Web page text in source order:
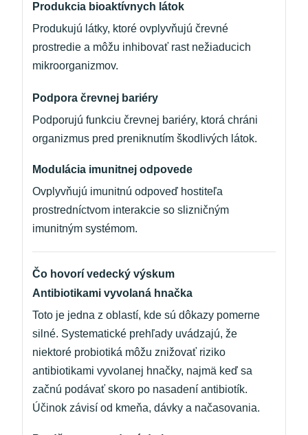
Produkcia bioaktívnych látok
Produkujú látky, ktoré ovplyvňujú črevné
prostredie a môžu inhibovať rast nežiaducich
mikroorganizmov.
Podpora črevnej bariéry
Podporujú funkciu črevnej bariéry, ktorá chráni
organizmus pred preniknutím škodlivých látok.
Modulácia imunitnej odpovede
Ovplyvňujú imunitnú odpoveď hostiteľa
prostredníctvom interakcie so slizničným
imunitným systémom.
Čo hovorí vedecký výskum
Antibiotikami vyvolaná hnačka
Toto je jedna z oblastí, kde sú dôkazy pomerne
silné. Systematické prehľady uvádzajú, že
niektoré probiotiká môžu znižovať riziko
antibiotikami vyvolanej hnačky, najmä keď sa
začnú podávať skoro po nasadení antibiotík.
Účinok závisí od kmeňa, dávky a načasovania.